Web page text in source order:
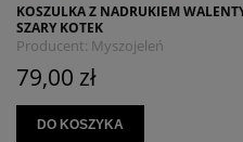
KOSZULKA Z NADRUKIEM
SZARY KOTEK
Producent: Myszojeleń
79,00 zł
DO KOSZYKA